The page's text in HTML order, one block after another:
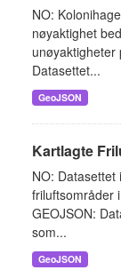
NO:
nøyaktighet
unøyaktigheter
Datasettet...
GeoJSON
Kartlagte
NO:
friluftsområder
GEOJSON:
som...
GeoJSON